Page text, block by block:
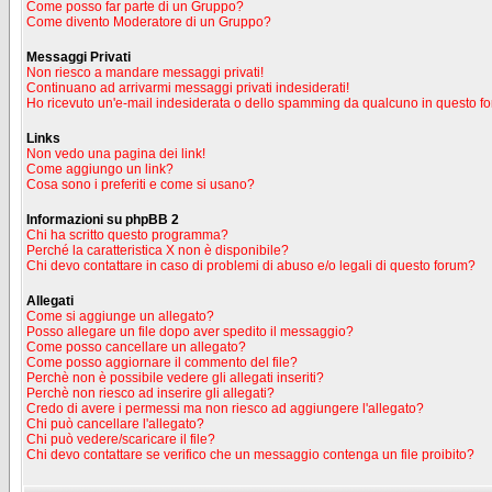
Come posso far parte di un Gruppo?
Come divento Moderatore di un Gruppo?
Messaggi Privati
Non riesco a mandare messaggi privati!
Continuano ad arrivarmi messaggi privati indesiderati!
Ho ricevuto un'e-mail indesiderata o dello spamming da qualcuno in questo
Links
Non vedo una pagina dei link!
Come aggiungo un link?
Cosa sono i preferiti e come si usano?
Informazioni su phpBB 2
Chi ha scritto questo programma?
Perché la caratteristica X non è disponibile?
Chi devo contattare in caso di problemi di abuso e/o legali di questo forum?
Allegati
Come si aggiunge un allegato?
Posso allegare un file dopo aver spedito il messaggio?
Come posso cancellare un allegato?
Come posso aggiornare il commento del file?
Perchè non è possibile vedere gli allegati inseriti?
Perchè non riesco ad inserire gli allegati?
Credo di avere i permessi ma non riesco ad aggiungere l'allegato?
Chi può cancellare l'allegato?
Chi può vedere/scaricare il file?
Chi devo contattare se verifico che un messaggio contenga un file proibito?